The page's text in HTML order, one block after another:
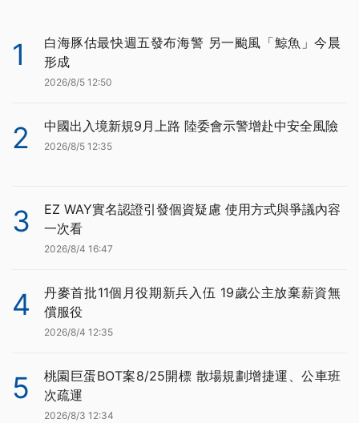
1
白海豚估最快週五發布海警 另一颱風「鯨魚」今晨
形成
2026/8/5 12:50
2 中國出入境新規9月上路 陸委會示警增赴中安全風險
2026/8/5 12:35
3
EZ WAY實名認證引發個資疑慮 使用方式與爭議內容
一次看
2026/8/4 16:47
4
丹麥首批11個月役期新兵入伍 19歲公主放棄薪資無
償服役
2026/8/4 12:35
5
桃園巨蛋BOT案8/25開標 散場規劃增捷運、公車班
次疏運
2026/8/3 12:34